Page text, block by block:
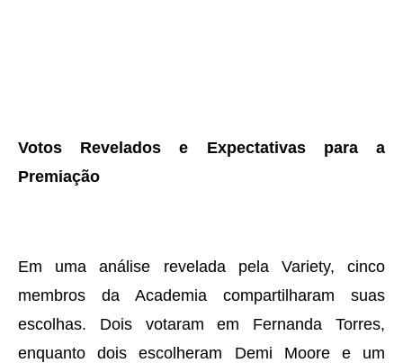
Votos Revelados e Expectativas para a
Premiação
Em uma análise revelada pela Variety, cinco
membros da Academia compartilharam suas
escolhas. Dois votaram em Fernanda Torres,
enquanto dois escolheram Demi Moore e um